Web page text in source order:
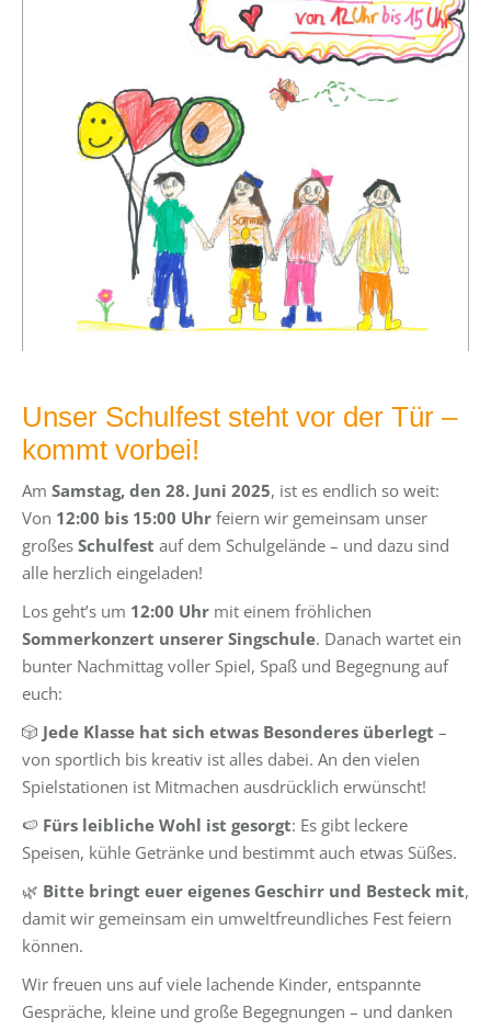
Unser Schulfest steht vor der Tür –
kommt vorbei!
Am Samstag, den 28. Juni 2025, ist es endlich so weit:
Von 12:00 bis 15:00 Uhr feiern wir gemeinsam unser
großes Schulfest auf dem Schulgelände – und dazu sind
alle herzlich eingeladen!
Los geht’s um 12:00 Uhr mit einem fröhlichen
Sommerkonzert unserer Singschule. Danach wartet ein
bunter Nachmittag voller Spiel, Spaß und Begegnung auf
euch:
🎲 Jede Klasse hat sich etwas Besonderes überlegt –
von sportlich bis kreativ ist alles dabei. An den vielen
Spielstationen ist Mitmachen ausdrücklich erwünscht!
🍉 Fürs leibliche Wohl ist gesorgt: Es gibt leckere
Speisen, kühle Getränke und bestimmt auch etwas Süßes.
🌿 Bitte bringt euer eigenes Geschirr und Besteck mit,
damit wir gemeinsam ein umweltfreundliches Fest feiern
können.
Wir freuen uns auf viele lachende Kinder, entspannte
Gespräche, kleine und große Begegnungen – und danken